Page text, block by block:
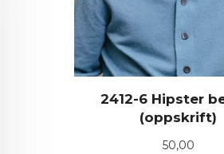
2412-6 Hipster
(oppskrift)
Pris
50,00